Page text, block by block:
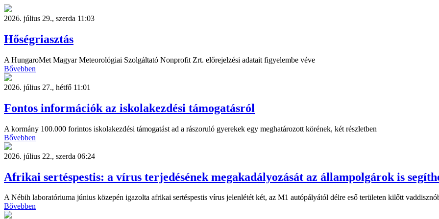
2026. július 29., szerda 11:03
Hőségriasztás
A HungaroMet Magyar Meteorológiai Szolgáltató Nonprofit Zrt. előrejelzési adatait figyelembe véve
Bővebben
2026. július 27., hétfő 11:01
Fontos információk az iskolakezdési támogatásról
A kormány 100.000 forintos iskolakezdési támogatást ad a rászoruló gyerekek egy meghatározott körének, két részletben
Bővebben
2026. július 22., szerda 06:24
Afrikai sertéspestis: a vírus terjedésének megakadályozását az állampolgárok is
A Nébih laboratóriuma június közepén igazolta afrikai sertéspestis vírus jelenlétét két, az M1 autópályától délre eső területen kilőtt
Bővebben